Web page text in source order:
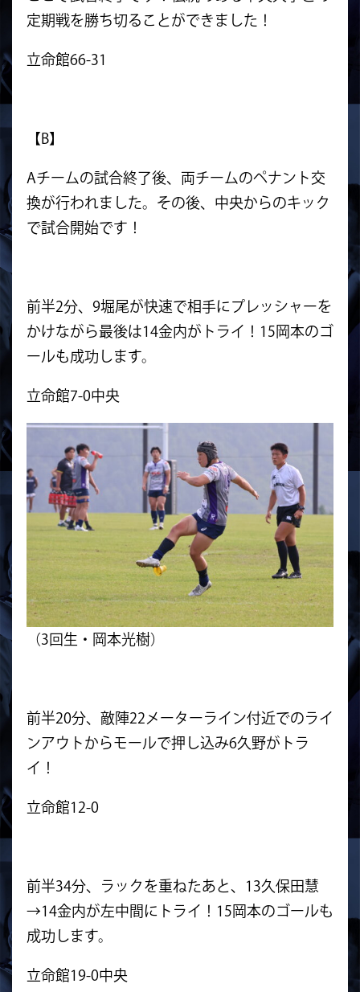
定期戦を勝ち切ることができました！
立命館66-31
【B】
Aチームの試合終了後、両チームのペナント交
換が行われました。その後、中央からのキック
で試合開始です！
前半2分、9堀尾が快速で相手にプレッシャーを
かけながら最後は14金内がトライ！15岡本のゴ
ールも成功します。
立命館7-0中央
（3回生・岡本光樹）
前半20分、敵陣22メーターライン付近でのライ
ンアウトからモールで押し込み6久野がトラ
イ！
立命館12-0
前半34分、ラックを重ねたあと、13久保田慧
→14金内が左中間にトライ！15岡本のゴールも
成功します。
立命館19-0中央